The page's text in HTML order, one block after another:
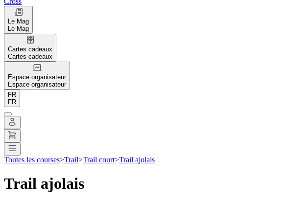
Le Mag
Le Mag
Cartes cadeaux
Cartes cadeaux
Espace organisateur
Espace organisateur
FR
FR
Toutes les courses>Trail>Trail court>Trail ajolais
Trail ajolais